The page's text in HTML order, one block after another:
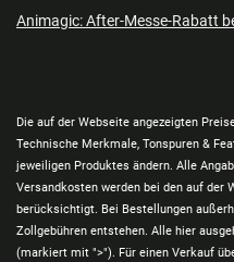
Animagic: After-Messe-Rabatt
Die auf der Webseite angezeigten
Technische Merkmale, Tonspuren &
jeweiligen Produktes ändern. Alle
Versandkosten werden bei den auf der
berücksichtigt. Bei Bestellungen
Zollgebühren entstehen. Alle hier
(markiert mit ">"). Für einen Verkauf